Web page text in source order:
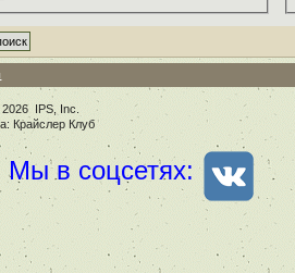
IPS, Inc
Крайслер Клуб
Мы в соцсетях: